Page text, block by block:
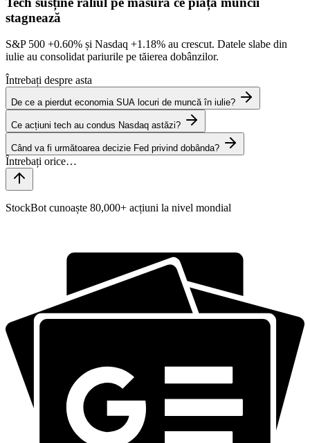
stagnează
S&P 500 +0.60% și Nasdaq +1.18% au crescut. Datele slabe din
iulie au consolidat pariurile pe tăierea dobânzilor.
Întrebați despre asta
De ce a pierdut economia SUA locuri de muncă în iulie?
Ce acțiuni tech au condus Nasdaq astăzi?
Când va fi următoarea decizie Fed privind dobânda?
StockBot cunoaște 80,000+ acțiuni la nivel mondial